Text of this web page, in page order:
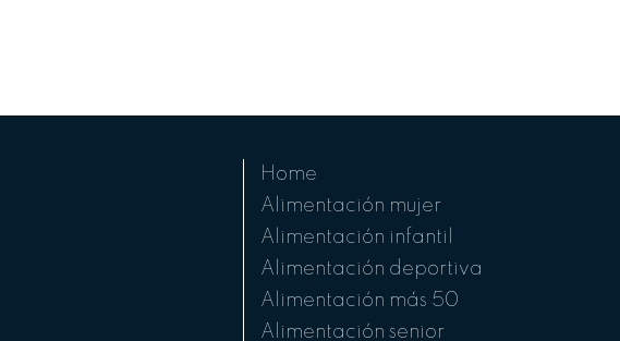
Home
Alimentación mujer
Alimentación infantil
Alimentación deportiva
Alimentación más 50
Alimentación senior